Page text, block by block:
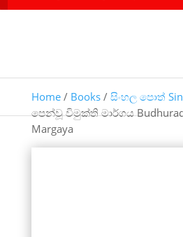
Home/ Books/ සිංහල පොත්
පෙන්වූ විමුක්ති මාර්ගය
Margaya